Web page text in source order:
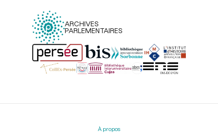
ARCHIVES
PARLEMENTAIRES
Menu
À propos